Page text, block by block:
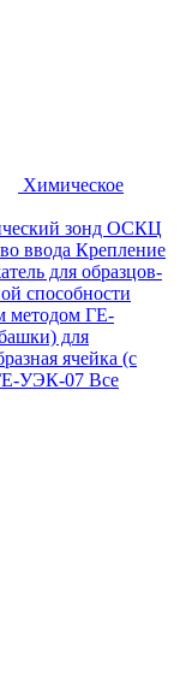
Химическое
зонд ОСКЦ
ввода Крепление
для образцов-
способности
методом ГЕ-
для
ячейка (с
УЭК-07 Все